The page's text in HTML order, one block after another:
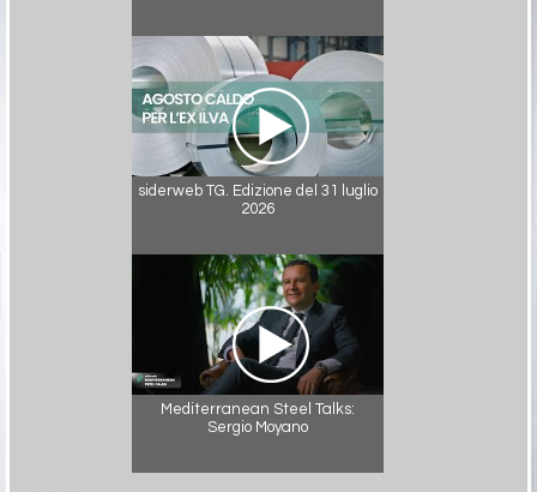
siderweb TG. Edizione del 31 luglio
2026
Mediterranean Steel Talks:
Sergio Moyano